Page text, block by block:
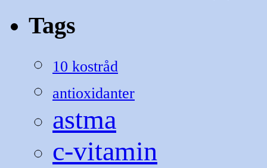
Tags
10 kostråd
antioxidanter
astma
c-vitamin